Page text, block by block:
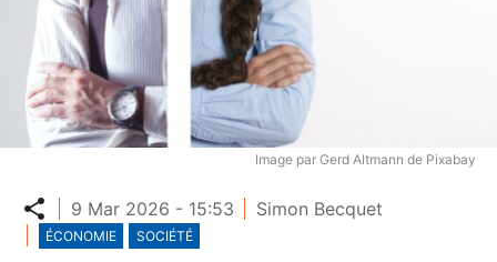
Image par Gerd Altmann de Pixabay
Partager
9 Mar 2026 - 15:53 Simon Becquet
ÉCONOMIE SOCIÉTÉ